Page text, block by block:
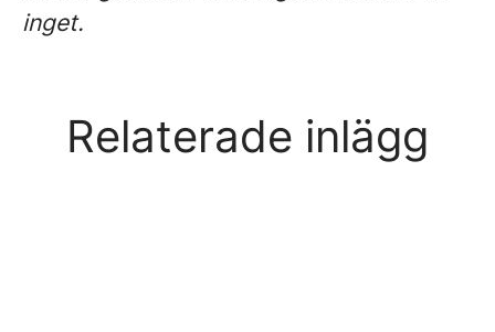
inget.
Relaterade inlägg
Top-10 & bästa företag i
tävlingen Tough Viking 2015